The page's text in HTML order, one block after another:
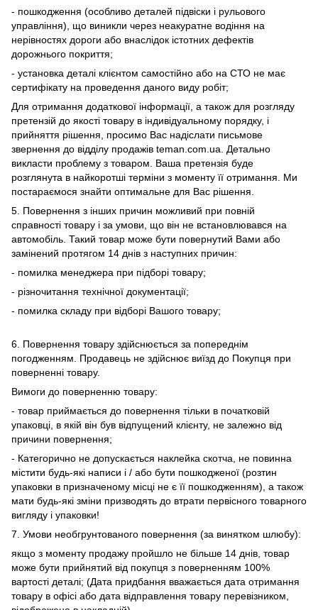
- пошкодження (особливо деталей підвіски і рульового
управління), що виникли через неакуратне водіння на
нерівностях дороги або внаслідок істотних дефектів
дорожнього покриття;
- установка деталі клієнтом самостійно або на СТО не має
сертифікату на проведення даного виду робіт;
Для отримання додаткової інформації, а також для розгляду
претензій до якості товару в індивідуальному порядку, і
прийняття рішення, просимо Вас надіслати письмове
звернення до відділу продажів teman.com.ua. Детально
викласти проблему з товаром. Ваша претензія буде
розглянута в найкоротші терміни з моменту її отримання. Ми
постараємося знайти оптимальне для Вас рішення.
5. Повернення з інших причин можливий при повній
справності товару і за умови, що він не встановлювався на
автомобіль. Такий товар може бути повернутий Вами або
замінений протягом 14 днів з наступних причин:
- помилка менеджера при підборі товару;
- різночитання технічної документації;
- помилка складу при відборі Вашого товару;
6. Повернення товару здійснюється за попереднім
погодженням. Продавець не здійснює виїзд до Покупця при
поверненні товару.
Вимоги до поверненню товару:
- товар приймається до повернення тільки в початковій
упаковці, в якій він був відпущений клієнту, не залежно від
причини повернення;
- Категорично не допускається наклейка скотча, не повинна
містити будь-які написи і / або бути пошкодженої (розтин
упаковки в призначеному місці не є її пошкодженням), а також
мати будь-які зміни призводять до втрати первісного товарного
вигляду і упаковки!
7. Умови необгрунтованого повернення (за винятком шлюбу):
якщо з моменту продажу пройшло не більше 14 днів, товар
може бути прийнятий від покупця з поверненням 100%
вартості деталі; (Дата придбання вважається дата отримання
товару в офісі або дата відправлення товару перевізником,